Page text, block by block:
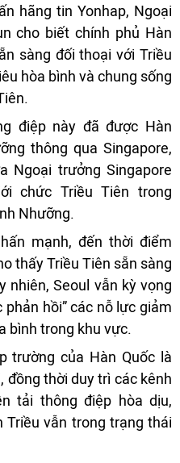
hãng tin Yonhap, Ngoại
cho biết chính phủ Hàn
sàng đối thoại với Triều
hòa bình và chung sống
điệp này đã được Hàn
thông qua Singapore,
Ngoại trưởng Singapore
chức Triều Tiên trong
Nhưỡng.
mạnh, đến thời điểm
thấy Triều Tiên sẵn sàng
nhiên, Seoul vẫn kỳ vọng
hồi” các nỗ lực giảm
bình trong khu vực.
trường của Hàn Quốc là
đồng thời duy trì các kênh
tải thông điệp hòa dịu,
Triều vẫn trong trạng thái